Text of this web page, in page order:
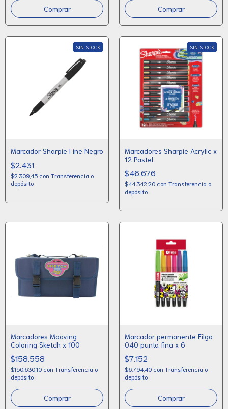
SIN STOCK
Marcador Sharpie Fine Negro
$2.431
$2.309,45 con Transferencia o
depósito
SIN STOCK
Marcadores Sharpie Acrylic x
12 Pastel
$46.676
$44.342,20 con Transferencia o
depósito
Marcadores Mooving
Coloring Sketch x 100
$158.558
$150.630,10 con Transferencia o
depósito
Marcador permanente Filgo
040 punta fina x 6
$7.152
$6.794,40 con Transferencia o
depósito
Comprar